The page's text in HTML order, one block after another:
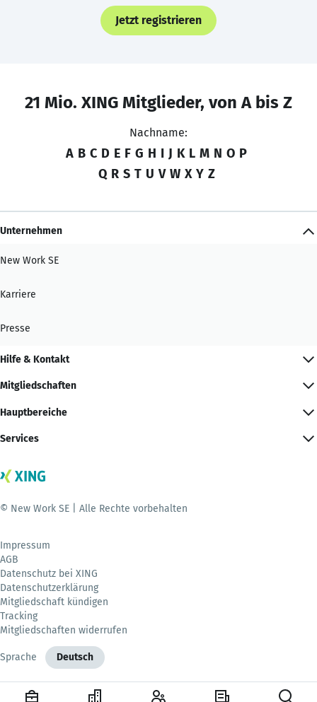
Jetzt registrieren
21 Mio. XING Mitglieder, von A bis Z
Nachname:
A B C D E F G H I J K L M N O P
Q R S T U V W X Y Z
Unternehmen
New Work SE
Karriere
Presse
Hilfe & Kontakt
Mitgliedschaften
Hauptbereiche
Services
© New Work SE | Alle Rechte vorbehalten
Impressum
AGB
Datenschutz bei XING
Datenschutzerklärung
Mitgliedschaft kündigen
Tracking
Mitgliedschaften widerrufen
Sprache Deutsch